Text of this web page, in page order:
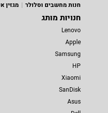
חנות מחשבים וסלולר
מגזין
חנויות מותג
Lenovo
Apple
Samsung
HP
Xiaomi
SanDisk
Asus